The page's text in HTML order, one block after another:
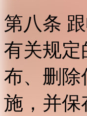
第八条
有关规定
布、删除
施，并保